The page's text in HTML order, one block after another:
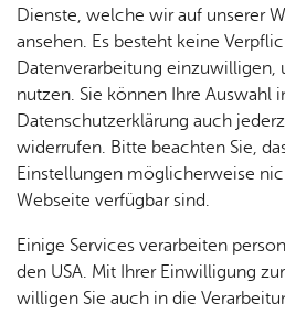
Am Montag, den
Feuerwehr
Friedrichshafen, eine
Katholischen Sozialstation
wurde ein ausgelöster
Gebäude, in dem sich
neun Wohnungen
Dienste, welche wir auf unserer
ansehen. Es besteht keine
Datenverarbeitung einzuwilligen,
nutzen. Sie können Ihre Auswahl
Datenschutzerklärung auch
widerrufen. Bitte beachten Sie,
Einstellungen möglicherweise
Webseite verfügbar sind.
Einige Services verarbeiten
den USA. Mit Ihrer Einwilligung
willigen Sie auch in die